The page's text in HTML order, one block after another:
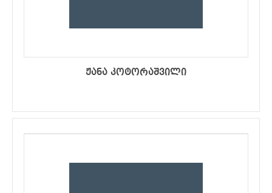
ჟანა კოტორაშვილი